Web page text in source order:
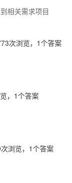
相关需求项目
次浏览，1个答案
，1个答案
浏览，1个答案